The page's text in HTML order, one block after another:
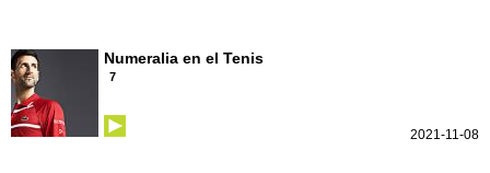
Numeralia en el Tenis
7
2021-11-08